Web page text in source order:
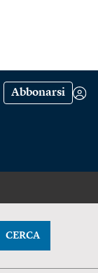
Abbonarsi
CERCA